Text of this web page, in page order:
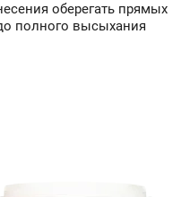
оберегать прямых
полного высыхания